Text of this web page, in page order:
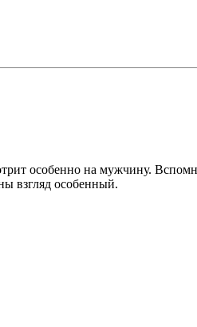
особенно на мужчину.
взгляд особенный.